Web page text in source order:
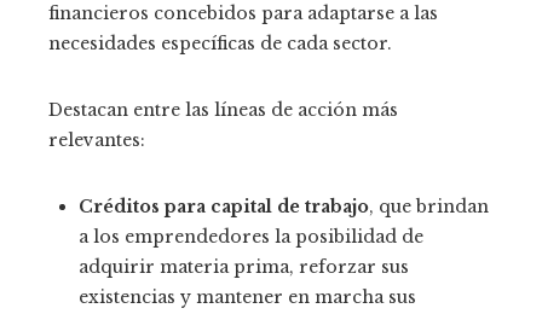
financieros concebidos para adaptarse a las
necesidades específicas de cada sector.
Destacan entre las líneas de acción más
relevantes:
Créditos para capital de trabajo, que brindan
a los emprendedores la posibilidad de
adquirir materia prima, reforzar sus
existencias y mantener en marcha sus